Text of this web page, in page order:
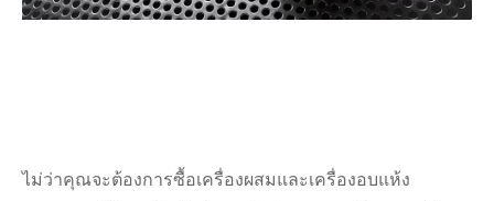
ไม่ว่าคุณจะต้องการซื้อเครื่องผสมและเครื่องอบแห้ง